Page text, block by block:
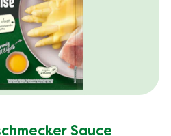
Sauce